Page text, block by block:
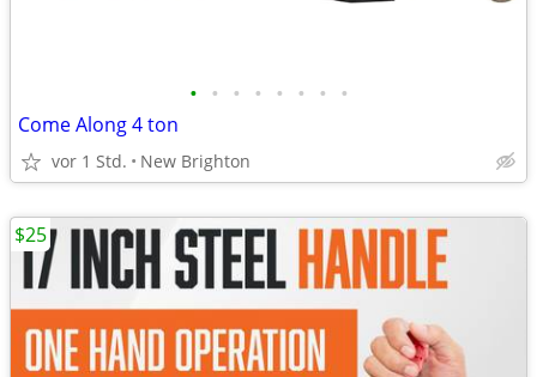
• • • • • • • •
Come Along 4 ton
vor 1 Std. New Brighton
$25